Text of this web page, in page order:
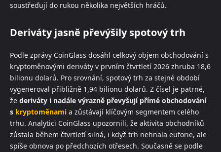
soustřeďují do rukou několika největších hráčů.
Deriváty jasně převýšily spotový trh
Podle zprávy CoinGlass dosáhl celkový objem obchodování s
kryptoměnovými deriváty v prvním čtvrtletí 2026 zhruba 18,6
bilionu dolarů. Pro srovnání, spotový trh za stejné období
vygeneroval přibližně 1,94 bilionu dolarů. Z čísel je patrné,
že deriváty i nadále výrazně převyšují přímé obchodování
s kryptoměnami a zůstávají klíčovým segmentem celého
trhu. Analytici CoinGlass upozornili, že aktivita obchodníků
zůstala během čtvrtletí silná, i když trh nehnala euforie, ale
spíše obnova po předchozích otřesech. Současně se podle